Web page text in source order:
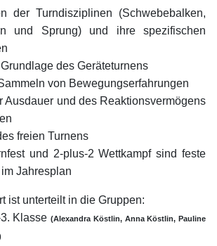
der Turndisziplinen (Schwebebalken,
und Sprung) und ihre spezifischen
des Geräteturnens
von Bewegungserfahrungen
Ausdauer und des Reaktionsvermögens
freien Turnens
und 2-plus-2 Wettkampf sind feste
Jahresplan
ist unterteilt in die Gruppen:
3. Klasse(Alexandra Köstlin, Anna Köstlin, Pauline